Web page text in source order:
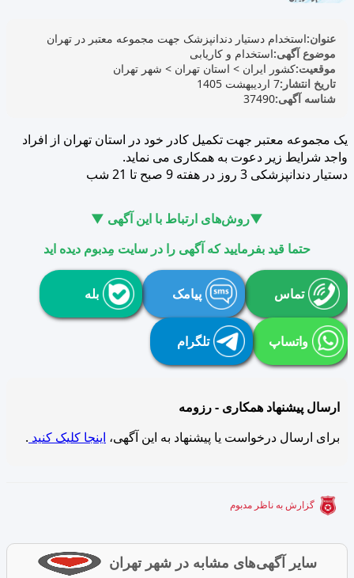
عنوان:استخدام دستیار دندانپزشک جهت مجموعه معتبر در تهران
موضوع آگهی:استخدام و کاریابی
موقعیت:کشور ایران > استان تهران > شهر تهران
تاریخ انتشار:7 اردیبهشت 1405
شناسه آگهی:37490
یک مجموعه معتبر جهت تکمیل کادر خود در استان تهران از افراد
واجد شرایط زیر دعوت به همکاری می نماید.
دستیار دندانپزشکی 3 روز در هفته 9 صبح تا 21 شب
▼روش‌های ارتباط با این آگهی ▼
حتما قید بفرمایید که آگهی را در سایت مِدبوم دیده اید
تماس پیامک بله
واتساپ تلگرام
ارسال پیشنهاد همکاری - رزومه
برای ارسال درخواست یا پیشنهاد به این آگهی، اینجا کلیک کنید .
گزارش به ناظر مدبوم
سایر آگهی‌های مشابه در شهر تهران